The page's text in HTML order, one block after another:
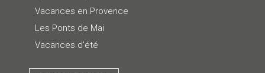
Vacances en Provence
Les Ponts de Mai
Vacances d'été